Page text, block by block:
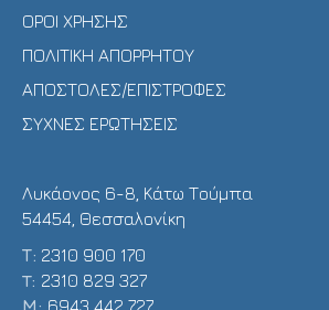
ΟΡΟΙ ΧΡΗΣΗΣ
ΠΟΛΙΤΙΚΗ ΑΠΟΡΡΗΤΟΥ
ΑΠΟΣΤΟΛΕΣ/ΕΠΙΣΤΡΟΦΕΣ
ΣΥΧΝΕΣ ΕΡΩΤΗΣΕΙΣ
Λυκάονος 6-8, Κάτω Τούμπα
54454, Θεσσαλονίκη
Τ: 2310 900 170
T: 2310 829 327
Μ: 6943 442 727